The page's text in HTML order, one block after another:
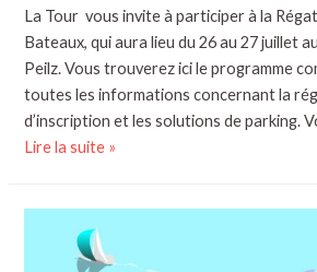
La Tour vous invite à participer à la
Bateaux, qui aura lieu du 26 au 27 juillet
Peilz. Vous trouverez ici le programme
toutes les informations concernant la
d’inscription et les solutions de parking.
Lire la suite »